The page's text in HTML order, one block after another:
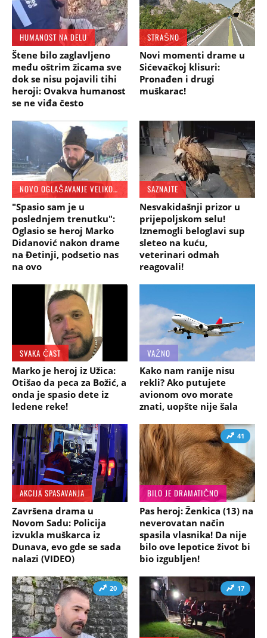
HUMANOST NA DELU
Štene bilo zaglavljeno
među oštrim žicama sve
dok se nisu pojavili tihi
heroji: Ovakva humanost
se ne viđa često
STRAŠNO
Novi momenti drame u
Sićevačkoj klisuri:
Pronađen i drugi
muškarac!
NOVO OGLAŠAVANJE VELIKOG ČOVEKA
"Spasio sam je u
poslednjem trenutku":
Oglasio se heroj Marko
Didanović nakon drame
na Đetinji, podsetio nas
na ovo
SAZNAJTE
Nesvakidašnji prizor u
prijepoljskom selu!
Iznemogli beloglavi sup
sleteo na kuću,
veterinari odmah
reagovali!
SVAKA ČAST
Marko je heroj iz Užica:
Otišao da peca za Božić, a
onda je spasio dete iz
ledene reke!
VAŽNO
Kako nam ranije nisu
rekli? Ako putujete
avionom ovo morate
znati, uopšte nije šala
AKCIJA SPASAVANJA
Završena drama u
Novom Sadu: Policija
izvukla muškarca iz
Dunava, evo gde se sada
nalazi (VIDEO)
41
BILO JE DRAMATIČNO
Pas heroj: Ženkica (13) na
neverovatan način
spasila vlasnika! Da nije
bilo ove lepotice život bi
bio izgubljen!
20 17